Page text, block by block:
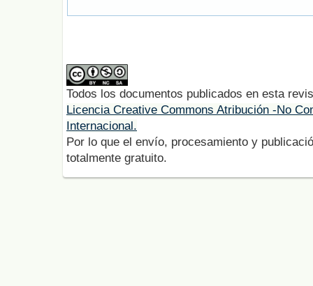
Todos los documentos publicados en esta
Licencia Creative Commons Atribución -No
Internacional.
Por lo que el envío, procesamiento y
totalmente gratuito.